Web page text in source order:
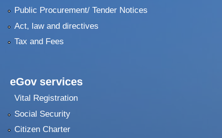
Public Procurement/ Tender Notices
Act, law and directives
Tax and Fees
eGov services
Vital Registration
Social Security
Citizen Charter